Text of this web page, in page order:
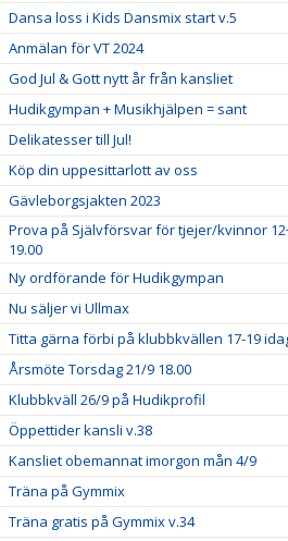
Dansa loss i Kids Dansmix start v.5
Anmälan för VT 2024
God Jul & Gott nytt år från kansliet
Hudikgympan + Musikhjälpen = sant
Delikatesser till Jul!
Köp din uppesittarlott av oss
Gävleborgsjakten 2023
Prova på Självförsvar för tjejer/kvinnor
19.00
Ny ordförande för Hudikgympan
Nu säljer vi Ullmax
Titta gärna förbi på klubbkvällen 17-19
Årsmöte Torsdag 21/9 18.00
Klubbkväll 26/9 på Hudikprofil
Öppettider kansli v.38
Kansliet obemannat imorgon mån 4/9
Träna på Gymmix
Träna gratis på Gymmix v.34